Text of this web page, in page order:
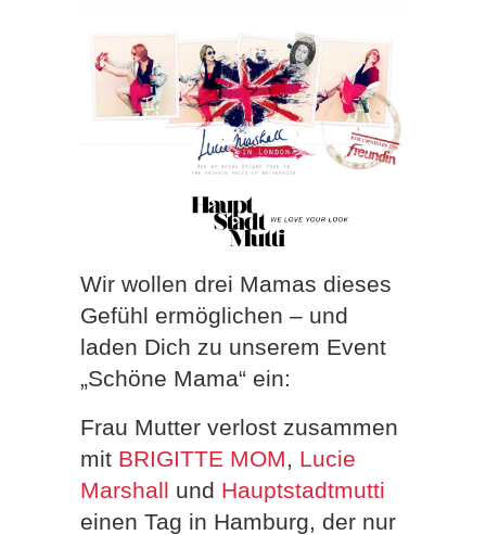
Wir wollen drei Mamas dieses
Gefühl ermöglichen – und
laden Dich zu unserem Event
„Schöne Mama“ ein:
Frau Mutter verlost zusammen
mit BRIGITTE MOM, Lucie
Marshall und Hauptstadtmutti
einen Tag in Hamburg, der nur